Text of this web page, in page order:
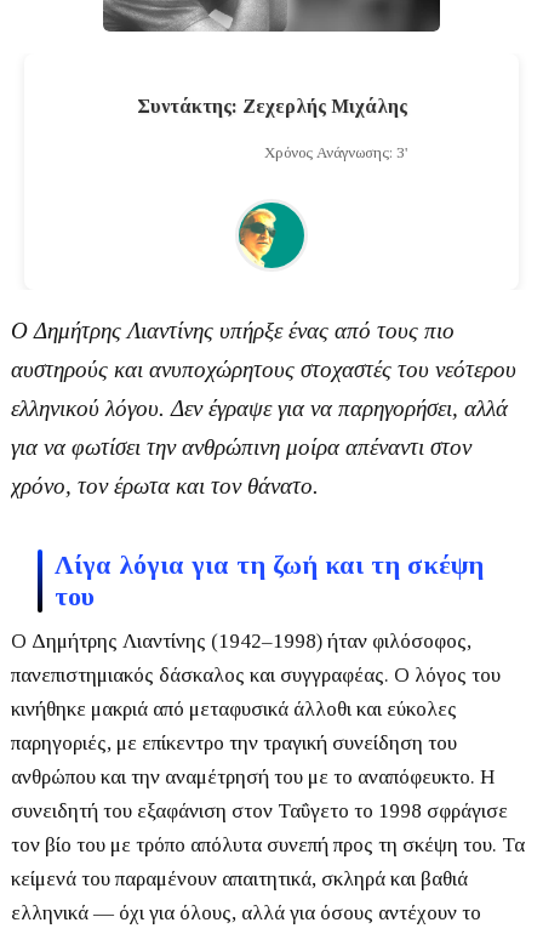
Συντάκτης: Ζεχερλής Μιχάλης
Χρόνος Ανάγνωσης: 3'
ΟΔημήτρης Λιαντίνης υπήρξε ένας από τους πιο
αυστηρούς και ανυποχώρητους στοχαστές του νεότερου
ελληνικού λόγου. Δεν έγραψε για να παρηγορήσει, αλλά
για να φωτίσει την ανθρώπινη μοίρα απέναντι στον
χρόνο, τον έρωτα και τον θάνατο.
Λίγα λόγια για τη ζωή και τη σκέψη
του
Ο Δημήτρης Λιαντίνης (1942–1998) ήταν φιλόσοφος,
πανεπιστημιακός δάσκαλος και συγγραφέας. Ο λόγος του
κινήθηκε μακριά από μεταφυσικά άλλοθι και εύκολες
παρηγοριές, με επίκεντρο την τραγική συνείδηση του
ανθρώπου και την αναμέτρησή του με το αναπόφευκτο.Η
συνειδητή του εξαφάνιση στον Ταΰγετο το 1998 σφράγισε
τον βίο του με τρόπο απόλυτα συνεπή προς τη σκέψη του. Τα
κείμενά του παραμένουν απαιτητικά, σκληρά και βαθιά
ελληνικά — όχι για όλους, αλλά για όσους αντέχουν το